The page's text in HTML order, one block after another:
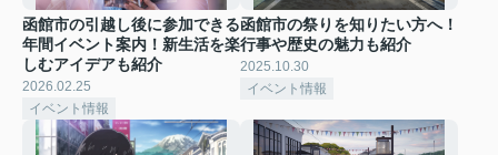
函館市の引越し後に参加できる
年間イベント案内！新生活を楽
しむアイデアも紹介
2026.02.25
イベント情報
函館市の祭りを知りたい方へ！
行事や歴史の魅力も紹介
2025.10.30
イベント情報